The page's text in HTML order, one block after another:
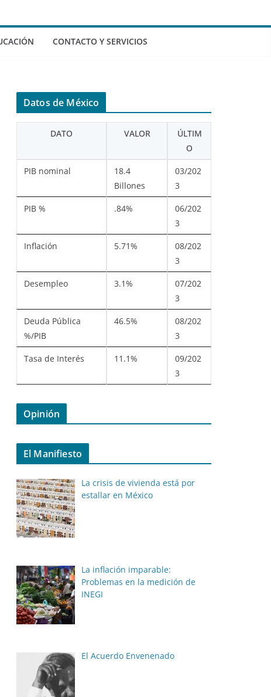
CONTACTO Y SERVICIOS
Datos de México
DATO VALOR
ÚLTIM
O
PIB nominal
18.4
Billones
03/202
3
PIB % .84%
06/202
3
Inflación 5.71%
08/202
3
Desempleo 3.1%
07/202
3
Deuda Pública
%/PIB
46.5%
08/202
3
Tasa de Interés 11.1%
09/202
3
Opinión
El Manifiesto
La crisis de vivienda está por
estallar en México
La inflación imparable:
Problemas en la medición de
INEGI
El Acuerdo Envenenado